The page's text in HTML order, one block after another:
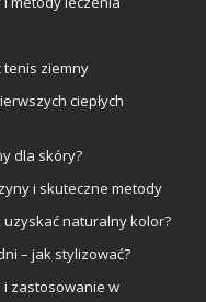
tenis ziemny
ciepłych
dla skóry?
i skuteczne metody
naturalny kolor?
– jak stylizować?
i zastosowanie w